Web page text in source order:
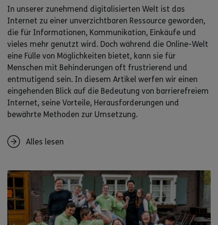
In unserer zunehmend digitalisierten Welt ist das
Internet zu einer unverzichtbaren Ressource geworden,
die für Informationen, Kommunikation, Einkäufe und
vieles mehr genutzt wird. Doch während die Online-Welt
eine Fülle von Möglichkeiten bietet, kann sie für
Menschen mit Behinderungen oft frustrierend und
entmutigend sein. In diesem Artikel werfen wir einen
eingehenden Blick auf die Bedeutung von barrierefreiem
Internet, seine Vorteile, Herausforderungen und
bewährte Methoden zur Umsetzung.
Alles lesen